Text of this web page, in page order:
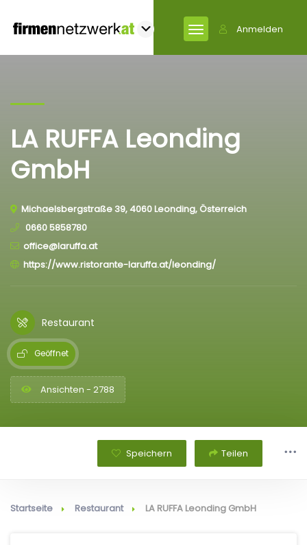
Anmelden
LA RUFFA Leonding
GmbH
Michaelsbergstraße 39, 4060 Leonding, Österreich
0660 5858780
office@laruffa.at
https://www.ristorante-laruffa.at/leonding/
Restaurant
Geöffnet
Ansichten - 2788
Speichern Teilen
Startseite Restaurant LA RUFFA Leonding GmbH